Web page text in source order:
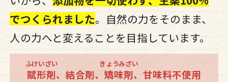
でつくられました。自然の力をそのまま、
人の力へと変えることを目指しています。
賦形剤
ふけいざい
、結合剤、 矯味剤
きょうみざい
、甘味料不使用